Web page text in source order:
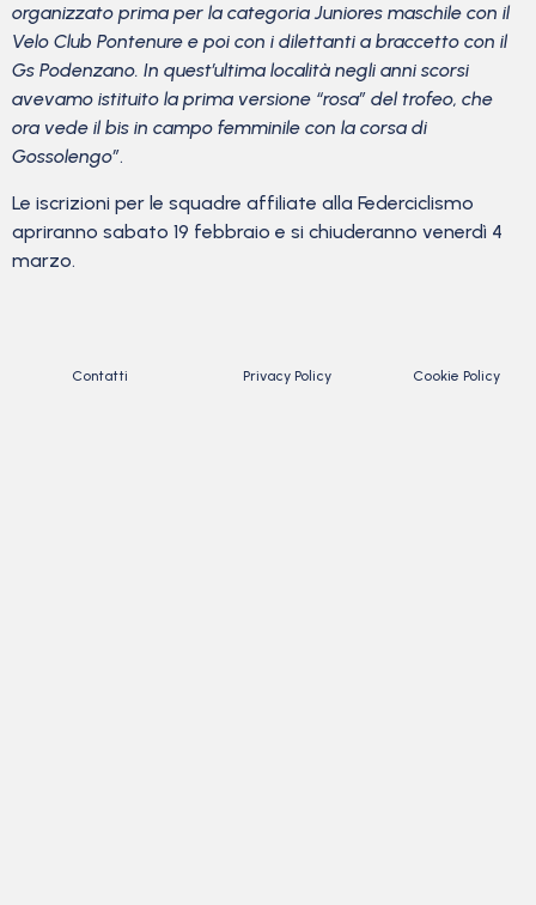
organizzato prima per la categoria Juniores maschile con il
Velo Club Pontenure e poi con i dilettanti a braccetto con il
Gs Podenzano. In quest’ultima località negli anni scorsi
avevamo istituito la prima versione “rosa” del trofeo, che
ora vede il bis in campo femminile con la corsa di
Gossolengo”.
Le iscrizioni per le squadre affiliate alla Federciclismo
apriranno sabato 19 febbraio e si chiuderanno venerdì 4
marzo.
Contatti Privacy Policy Cookie Policy